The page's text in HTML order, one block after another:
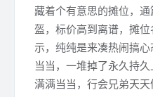
藏着个有意思的摊位，
盔，标价高到离谱，摊
示，纯纯是来凑热闹搞
当当，一堆掉了永久持
满满当当，行会兄弟天